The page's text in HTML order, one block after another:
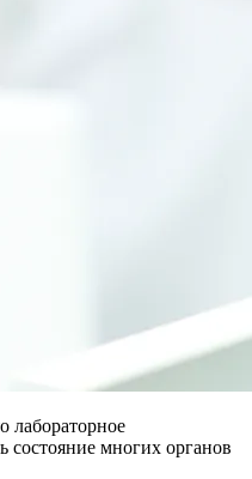
лабораторное
состояние многих органов